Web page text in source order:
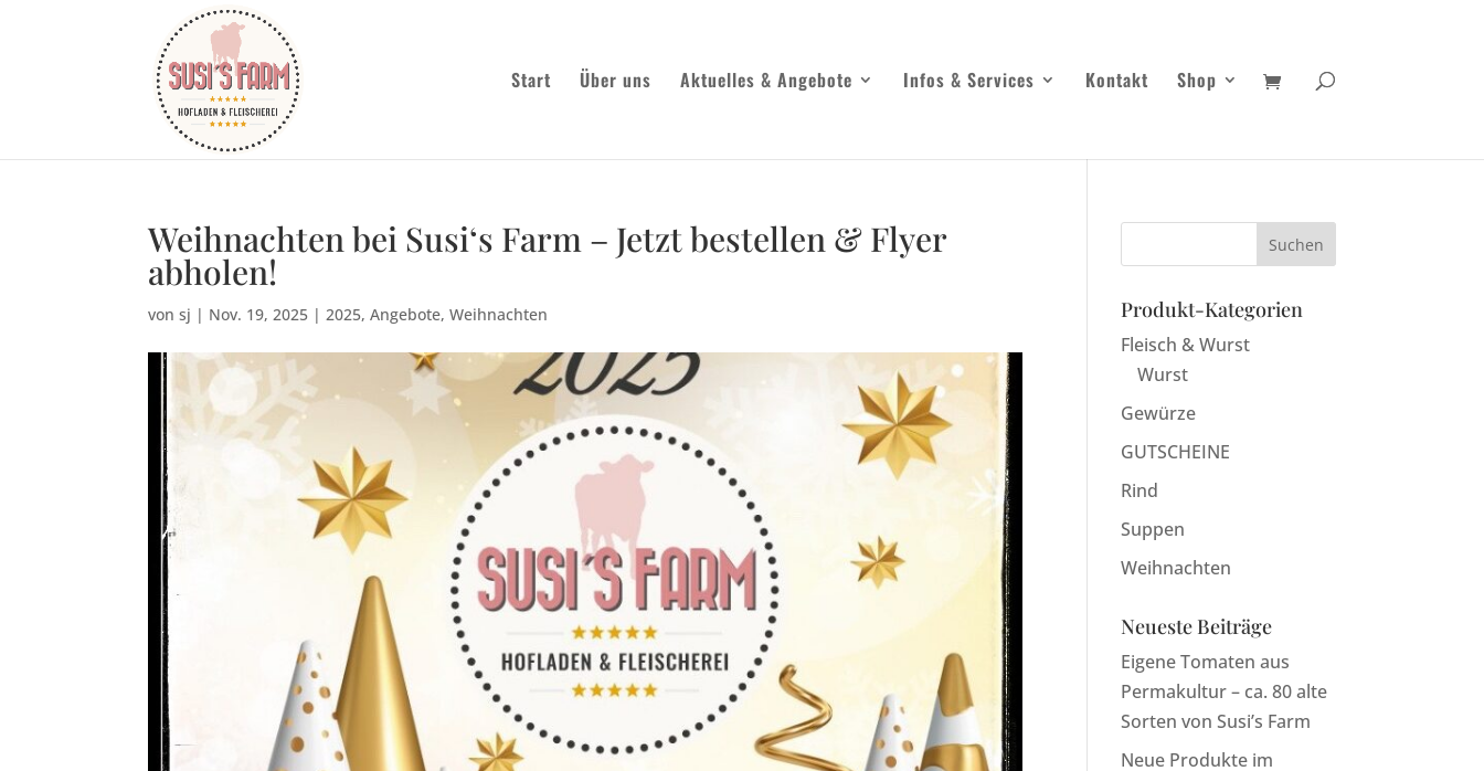
Start Über uns Aktuelles & Angebote Infos & Services Kontakt Shop
Weihnachten bei Susi‘s Farm – Jetzt bestellen & Flyer
abholen!
vonsj | Nov. 19, 2025 |2025,Angebote,Weihnachten Produkt-Kategorien
Fleisch & Wurst
Wurst
Gewürze
GUTSCHEINE
Rind
Suppen
Weihnachten
Neueste Beiträge
Eigene Tomaten aus
Permakultur – ca. 80 alte
Sorten von Susi’s Farm
Neue Produkte im